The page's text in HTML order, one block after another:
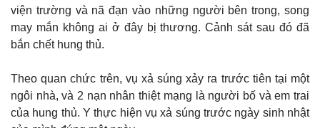
viện trường và nã đạn vào những người bên trong, song
may mắn không ai ở đây bị thương. Cảnh sát sau đó đã
bắn chết hung thủ.
Theo quan chức trên, vụ xả súng xảy ra trước tiên tại một
ngôi nhà, và 2 nạn nhân thiệt mạng là người bố và em trai
của hung thủ. Y thực hiện vụ xả súng trước ngày sinh nhật